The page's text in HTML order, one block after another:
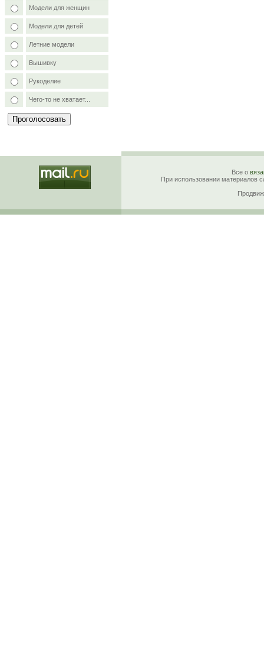
Модели для женщин
Модели для детей
Летние модели
Вышивку
Рукоделие
Чего-то не хватает...
Все о
При использовании материалов